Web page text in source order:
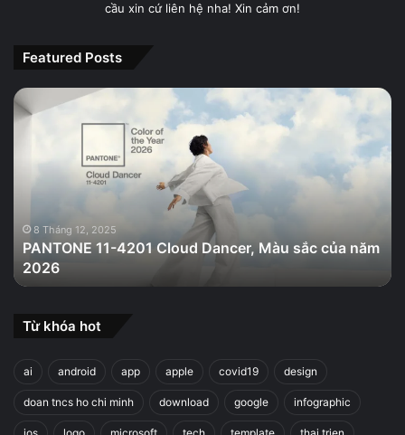
cầu xin cứ liên hệ nha! Xin cảm ơn!
Featured Posts
PANTONE
11-
Màu
của
năm
2026
8 Tháng 12, 2025
PANTONE 11-4201 Cloud Dancer, Màu sắc của năm
2026
Từ khóa hot
ai android app apple covid19 design
doan tncs ho chi minh download google infographic